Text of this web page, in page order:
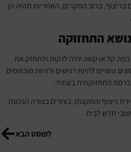
ברוב המקרים, האחריות תהיה הן
קשה יהיה לנקות ולתחזק את
להיות רגישים ולהיות מוכתמים
בעתיד.
בוחרים בצורה הנכונה
לפוסט הבא